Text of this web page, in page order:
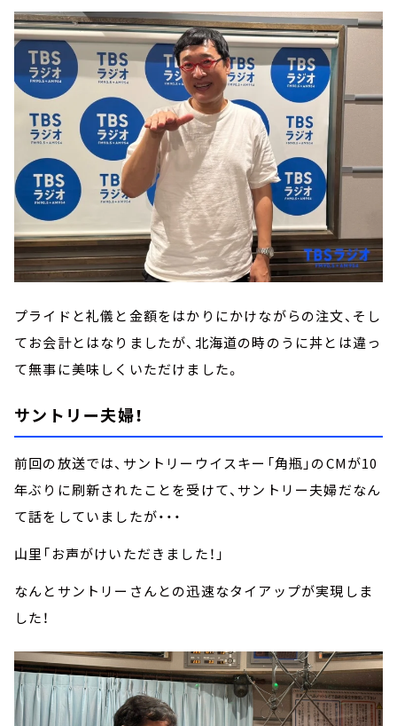
プライドと礼儀と金額をはかりにかけながらの注文、そし
てお会計とはなりましたが、北海道の時のうに丼とは違っ
て無事に美味しくいただけました。
サントリー夫婦！
前回の放送では、サントリーウイスキー「角瓶」のCMが10
年ぶりに刷新されたことを受けて、サントリー夫婦だなん
て話をしていましたが・・・
山里「お声がけいただきました！」
なんとサントリーさんとの迅速なタイアップが実現しま
した！